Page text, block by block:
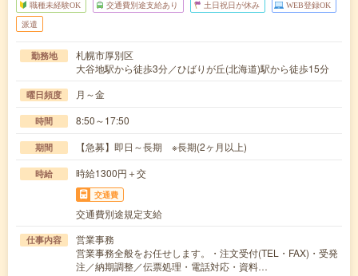
職種未経験OK 交通費別途支給あり 土日祝日が休み WEB登録OK
派遣
勤務地
札幌市厚別区
大谷地駅から徒歩3分／ひばりが丘(北海道)駅から徒歩15分
曜日頻度 月～金
時間 8:50～17:50
期間 【急募】即日～長期 ※長期(2ヶ月以上)
時給 時給1300円＋交
交通費
交通費別途規定支給
仕事内容
営業事務
営業事務全般をお任せします。・注文受付(TEL・FAX)・受発
注／納期調整／伝票処理・電話対応・資料…